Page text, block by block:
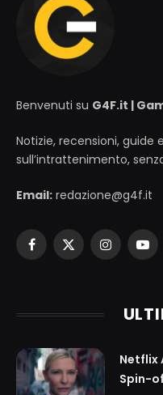
Benvenuti su G4F.it |
Notizie, recensioni,
sull’intrattenimento,
Email: redazione@g4f.it
Facebook
X
Instagram
Netflix
Spin-